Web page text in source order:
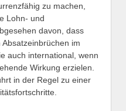
zu machen,
Lohn- und
davon, dass
im
auch international, wenn
Wirkung erzielen.
in der Regel zu einer